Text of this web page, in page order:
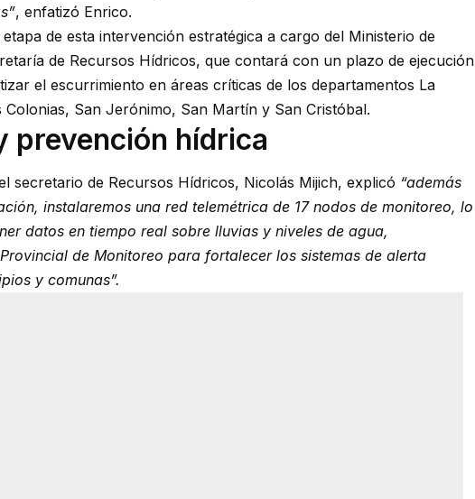
, enfatizó Enrico.
de esta intervención estratégica a cargo del Ministerio de
de Recursos Hídricos, que contará con un plazo de ejecución
el escurrimiento en áreas críticas de los departamentos La
Colonias, San Jerónimo, San Martín y San Cristóbal.
prevención hídrica
secretario de Recursos Hídricos, Nicolás Mijich, explicó “además
instalaremos una red telemétrica de 17 nodos de monitoreo, lo
datos en tiempo real sobre lluvias y niveles de agua,
de Monitoreo para fortalecer los sistemas de alerta
y comunas”.